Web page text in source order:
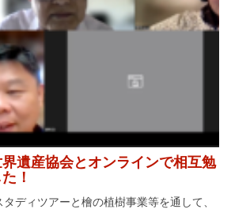
界遺産協会とオンラインで相互勉
！
ディツアーと檜の植樹事業等を通して、